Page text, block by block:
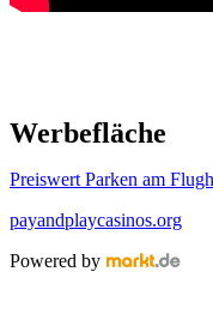
Werbefläche
Preiswert Parken am
payandplaycasinos.org
Powered by